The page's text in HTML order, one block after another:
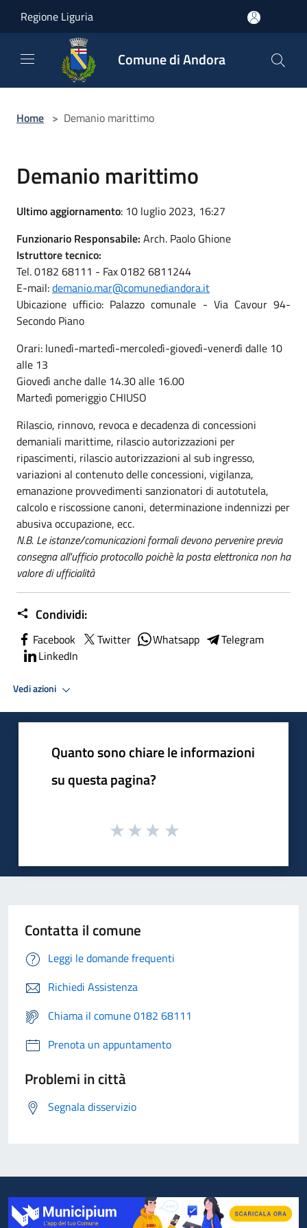
Regione Liguria
Comune di Andora
Home > Demanio marittimo
Demanio marittimo
Ultimo aggiornamento: 10 luglio 2023, 16:27
Funzionario Responsabile: Arch. Paolo Ghione
Istruttore tecnico:
Tel. 0182 68111 - Fax 0182 6811244
E-mail:demanio.mar@comunediandora.it
Ubicazione ufficio: Palazzo comunale - Via Cavour 94-
Secondo Piano
Orari: lunedì-martedì-mercoledì-giovedì-venerdì dalle 10
alle 13
Giovedì anche dalle 14.30 alle 16.00
Martedì pomeriggio CHIUSO
Rilascio, rinnovo, revoca e decadenza di concessioni
demaniali marittime, rilascio autorizzazioni per
ripascimenti, rilascio autorizzazioni al sub ingresso,
variazioni al contenuto delle concessioni, vigilanza,
emanazione provvedimenti sanzionatori di autotutela,
calcolo e riscossione canoni, determinazione indennizzi per
abusiva occupazione, ecc.
N.B. Le istanze/comunicazioni formali devono pervenire previa
consegna all'ufficio protocollo poichè la posta elettronica non ha
valore di ufficialità
Condividi:
Facebook Twitter Whatsapp
Telegram
LinkedIn
Vedi azioni
Quanto sono chiare le informazioni
su questa pagina?
Contatta il comune
Leggi le domande frequenti
Richiedi Assistenza
Chiama il comune 0182 68111
Prenota un appuntamento
Problemi in città
Segnala disservizio